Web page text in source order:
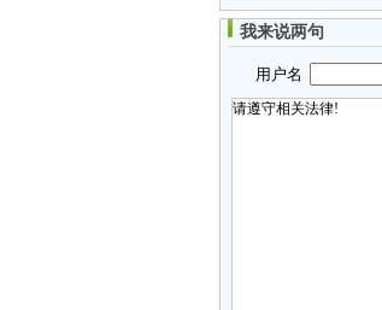
我来说两句
用户名